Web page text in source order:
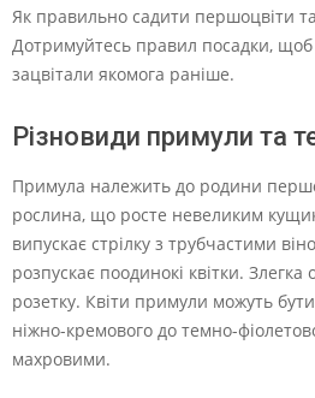
Як правильно садити першоцвіти
Дотримуйтесь правил посадки, щоб
зацвітали якомога раніше.
Різновиди примули та
Примула належить до родини
рослина, що росте невеликим
випускає стрілку з трубчастими
розпускає поодинокі квітки.
розетку. Квіти примули можуть бути
ніжно-кремового до темно-
махровими.